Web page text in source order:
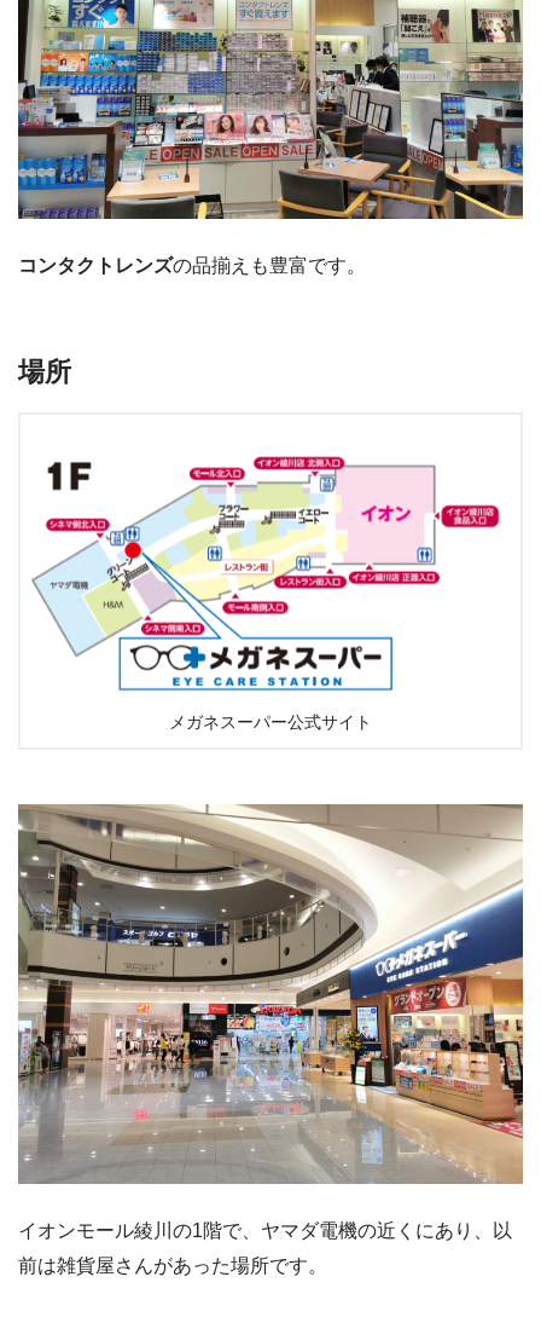
コンタクトレンズの品揃えも豊富です。
場所
メガネスーパー公式サイト
イオンモール綾川の1階で、ヤマダ電機の近くにあり、以
前は雑貨屋さんがあった場所です。